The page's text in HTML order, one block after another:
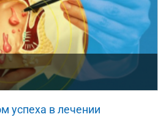
успеха в лечении